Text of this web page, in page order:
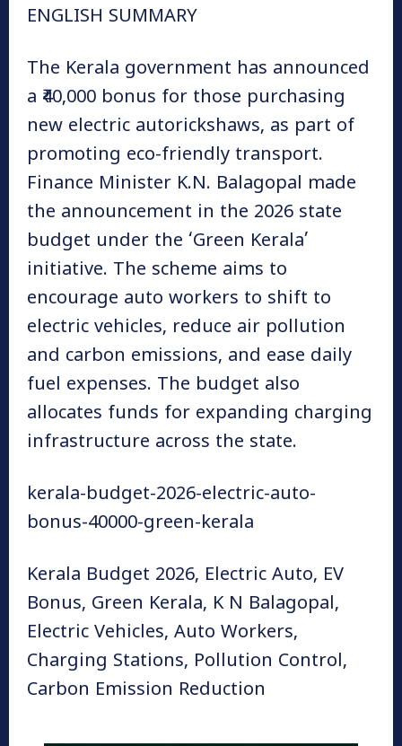
ENGLISH SUMMARY
The Kerala government has announced
a ₹40,000 bonus for those purchasing
new electric autorickshaws, as part of
promoting eco-friendly transport.
Finance Minister K.N. Balagopal made
the announcement in the 2026 state
budget under the ‘Green Kerala’
initiative. The scheme aims to
encourage auto workers to shift to
electric vehicles, reduce air pollution
and carbon emissions, and ease daily
fuel expenses. The budget also
allocates funds for expanding charging
infrastructure across the state.
kerala-budget-2026-electric-auto-
bonus-40000-green-kerala
Kerala Budget 2026, Electric Auto, EV
Bonus, Green Kerala, K N Balagopal,
Electric Vehicles, Auto Workers,
Charging Stations, Pollution Control,
Carbon Emission Reduction